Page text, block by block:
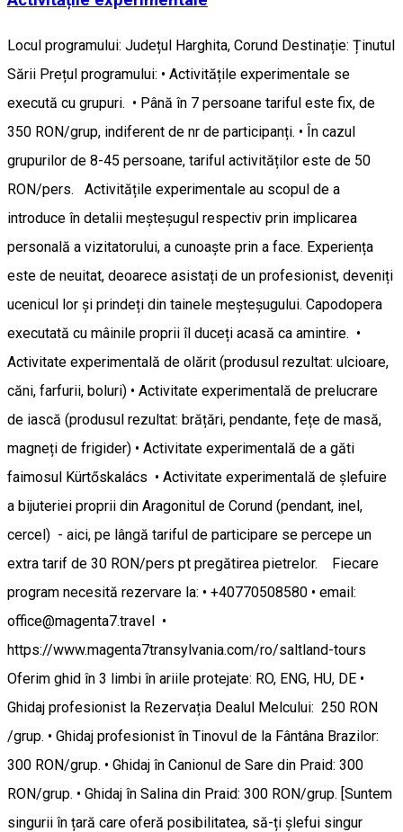
Locul programului: Județul Harghita, Corund Destinație: Ținutul
Sării Prețul programului: • Activitățile experimentale se
execută cu grupuri. • Până în 7 persoane tariful este fix, de
350 RON/grup, indiferent de nr de participanți. • În cazul
grupurilor de 8-45 persoane, tariful activităților este de 50
RON/pers. Activitățile experimentale au scopul de a
introduce în detalii meșteșugul respectiv prin implicarea
personală a vizitatorului, a cunoaște prin a face. Experiența
este de neuitat, deoarece asistați de un profesionist, deveniți
ucenicul lor și prindeți din tainele meșteșugului. Capodopera
executată cu mâinile proprii îl duceți acasă ca amintire. •
Activitate experimentală de olărit (produsul rezultat: ulcioare,
căni, farfurii, boluri) • Activitate experimentală de prelucrare
de iască (produsul rezultat: brățări, pendante, fețe de masă,
magneți de frigider) • Activitate experimentală de a găti
faimosul Kürtőskalács • Activitate experimentală de șlefuire
a bijuteriei proprii din Aragonitul de Corund (pendant, inel,
cercel) - aici, pe lângă tariful de participare se percepe un
extra tarif de 30 RON/pers pt pregătirea pietrelor. Fiecare
program necesită rezervare la: • +40770508580 • email:
office@magenta7.travel •
https://www.magenta7transylvania.com/ro/saltland-tours
Oferim ghid în 3 limbi în ariile protejate: RO, ENG, HU, DE •
Ghidaj profesionist la Rezervația Dealul Melcului: 250 RON
/grup. • Ghidaj profesionist în Tinovul de la Fântâna Brazilor:
300 RON/grup. • Ghidaj în Canionul de Sare din Praid: 300
RON/grup. • Ghidaj în Salina din Praid: 300 RON/grup. [Suntem
singurii în țară care oferă posibilitatea, să-ți șlefui singur